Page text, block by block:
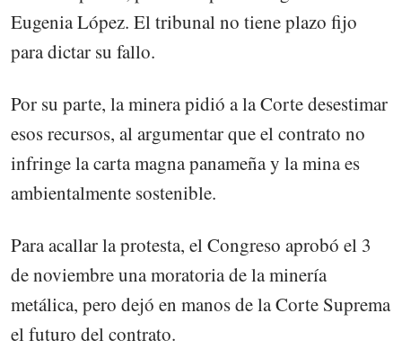
Eugenia López. El tribunal no tiene plazo fijo
para dictar su fallo.
Por su parte, la minera pidió a la Corte desestimar
esos recursos, al argumentar que el contrato no
infringe la carta magna panameña y la mina es
ambientalmente sostenible.
Para acallar la protesta, el Congreso aprobó el 3
de noviembre una moratoria de la minería
metálica, pero dejó en manos de la Corte Suprema
el futuro del contrato.